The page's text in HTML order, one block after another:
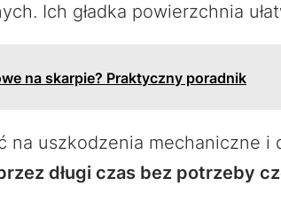
Ich gładka powierzchnia
na skarpie? Praktyczny poradnik
uszkodzenia mechaniczne i
długi czas bez potrzeby